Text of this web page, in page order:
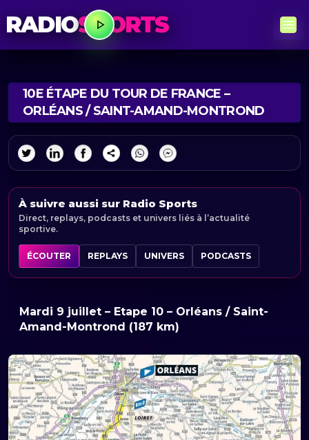
RADIOSPORTS
10E ÉTAPE DU TOUR DE FRANCE –
ORLÉANS / SAINT-AMAND-MONTROND
À suivre aussi sur Radio Sports
Direct, replays, podcasts et univers liés à l’actualité
sportive.
ÉCOUTER REPLAYS UNIVERS PODCASTS
Mardi 9 juillet – Etape 10 – Orléans / Saint-
Amand-Montrond (187 km)